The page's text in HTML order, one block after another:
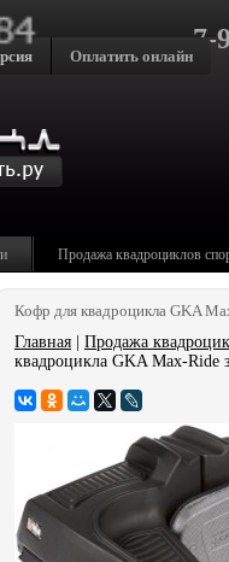
7-
Оплатить онлайн
Продажа квадроциклов
Кофр для квадроцикла GKA
Главная
Продажа
квадроцикла GKA Max-Ride